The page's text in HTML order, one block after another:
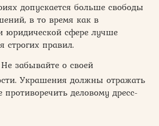
допускается больше свободы
в то время как в
юридической сфере лучше
строгих правил.
Не забывайте о своей
Украшения должны отражать
деловому дресс-